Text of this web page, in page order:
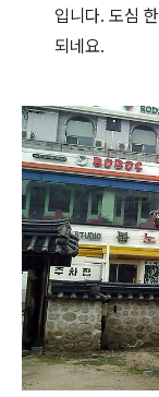
입니다. 도심
되네요.